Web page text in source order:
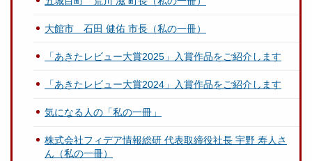
大館市 石田 健佑 市長（私の一冊）
「あきたレビュー大賞2025」入賞作品をご紹介します
「あきたレビュー大賞2024」入賞作品をご紹介します
気になる人の「私の一冊」
株式会社フィデア情報総研 代表取締役社長 宇野 寿人さ
ん（私の一冊）